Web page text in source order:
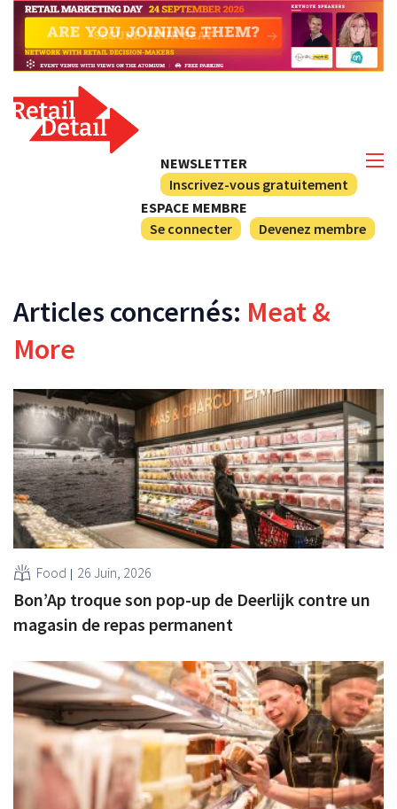
NEWSLETTER
Inscrivez-vous gratuitement
ESPACE MEMBRE
Se connecter
Devenez membre
Articles concernés: Meat &
More
Food 26 Juin, 2026
Bon’Ap troque son pop-up de Deerlijk contre un
magasin de repas permanent